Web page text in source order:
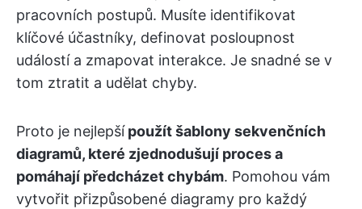
pracovních postupů. Musíte identifikovat
klíčové účastníky, definovat posloupnost
událostí a zmapovat interakce. Je snadné se v
tom ztratit a udělat chyby.
Proto je nejlepšípoužít šablony sekvenčních
diagramů, které zjednodušují proces a
pomáhají předcházet chybám. Pomohou vám
vytvořit přizpůsobené diagramy pro každý